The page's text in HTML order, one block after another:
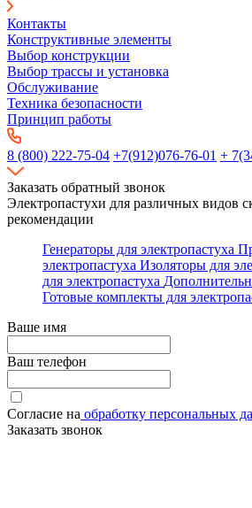
Контакты
Конструктивные элементы
Выбор конструкции
Выбор трассы и установка
Обслуживание
Техника безопасности
Принцип работы
8 (800) 222-75-04 +7(912)076-76-01 +
Заказать обратный звонок
Электропастухи для различных видов
рекомендации
Генераторы для электропастуха
электропастуха Изоляторы для
для электропастуха
Готовые комплекты для
Ваше имя
Ваш телефон
Согласие на обработку персональных
Заказать звонок